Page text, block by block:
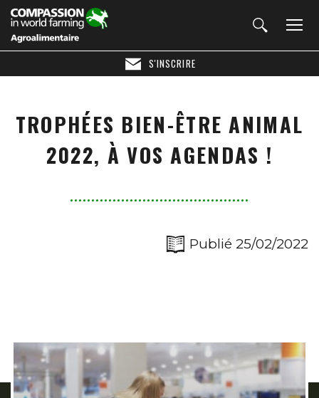
S'INSCRIRE
TROPHÉES BIEN-ÊTRE ANIMAL
2022, À VOS AGENDAS !
Publié 25/02/2022